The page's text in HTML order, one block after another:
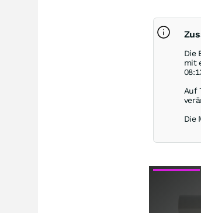
Die
mit
Auf
Die